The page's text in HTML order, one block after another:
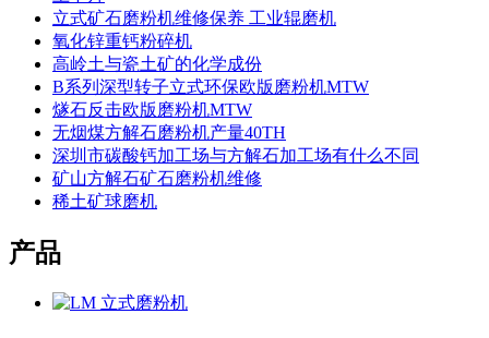
立式矿石磨粉机维修保养 工业辊磨机
氧化锌重钙粉碎机
高岭土与瓷土矿的化学成份
B系列深型转子立式环保欧版磨粉机MTW
燧石反击欧版磨粉机MTW
无烟煤方解石磨粉机产量40TH
深圳市碳酸钙加工场与方解石加工场有什么不同
矿山方解石矿石磨粉机维修
稀土矿球磨机
产品